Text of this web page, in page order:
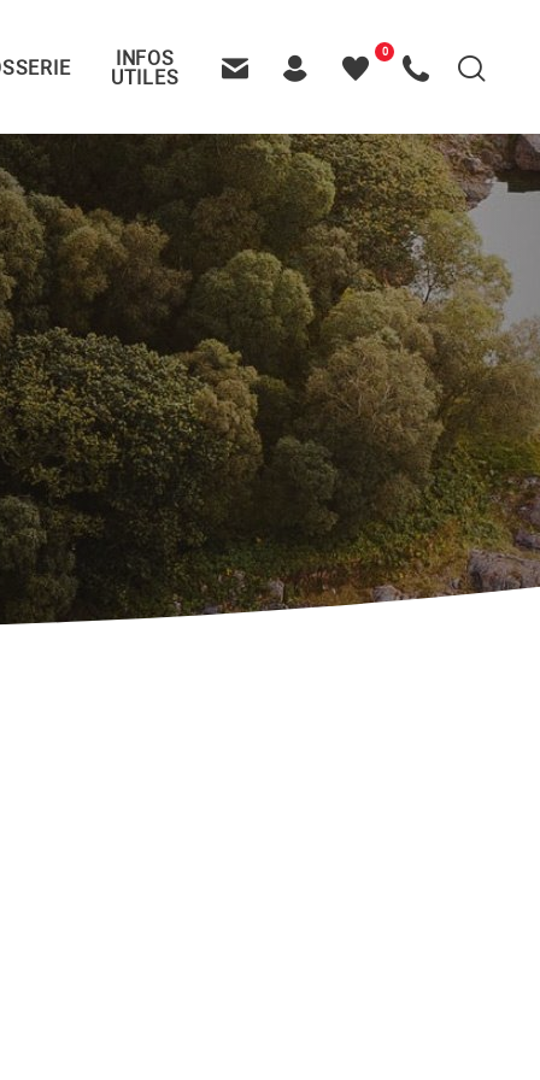
INFOS
UTILES
Recherche
0